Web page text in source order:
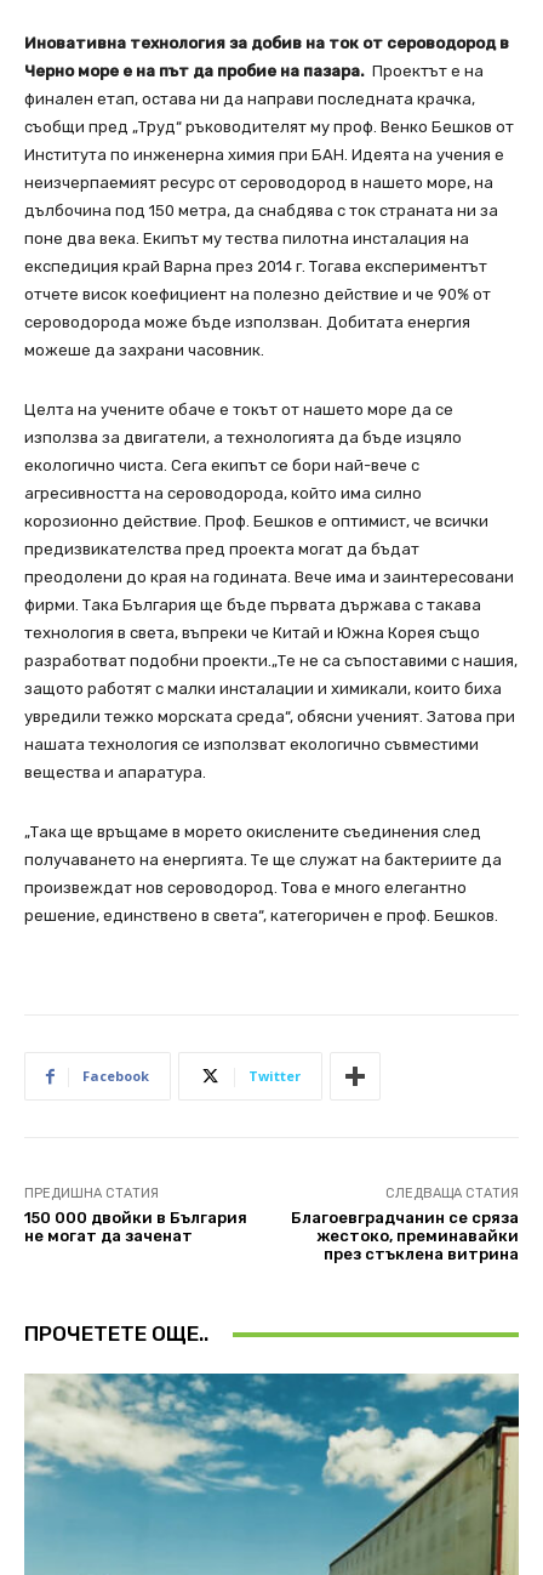
Иновативна технология за добив на ток от сероводород в
Черно море е на път да пробие на пазара. Проектът е на
финален етап, остава ни да направи последната крачка,
съобщи пред „Труд“ ръководителят му проф. Венко Бешков от
Института по инженерна химия при БАН. Идеята на учения е
неизчерпаемият ресурс от сероводород в нашето море, на
дълбочина под 150 метра, да снабдява с ток страната ни за
поне два века. Екипът му тества пилотна инсталация на
експедиция край Варна през 2014 г. Тогава експериментът
отчете висок коефициент на полезно действие и че 90% от
сероводорода може бъде използван. Добитата енергия
можеше да захрани часовник.
Целта на учените обаче е токът от нашето море да се
използва за двигатели, а технологията да бъде изцяло
екологично чиста. Сега екипът се бори най-вече с
агресивността на сероводорода, който има силно
корозионно действие. Проф. Бешков е оптимист, че всички
предизвикателства пред проекта могат да бъдат
преодолени до края на годината. Вече има и заинтересовани
фирми. Така България ще бъде първата държава с такава
технология в света, въпреки че Китай и Южна Корея също
разработват подобни проекти.„Те не са съпоставими с нашия,
защото работят с малки инсталации и химикали, които биха
увредили тежко морската среда“, обясни ученият. Затова при
нашата технология се използват екологично съвместими
вещества и апаратура.
„Така ще връщаме в морето окислените съединения след
получаването на енергията. Те ще служат на бактериите да
произвеждат нов сероводород. Това е много елегантно
решение, единствено в света“, категоричен е проф. Бешков.
Facebook Twitter
ПРЕДИШНА СТАТИЯ
150 000 двойки в България
не могат да заченат
СЛЕДВАЩА СТАТИЯ
Благоевградчанин се сряза
жестоко, преминавайки
през стъклена витрина
ПРОЧЕТЕТЕ ОЩЕ..